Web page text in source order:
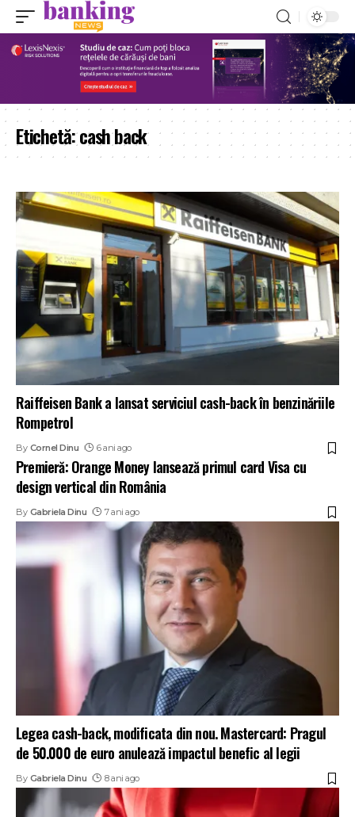
Etichetă:cash back
Raiffeisen Bank a lansat serviciul cash-back în benzinăriile
Rompetrol
By Cornel Dinu 6 ani ago
Premieră: Orange Money lansează primul card Visa cu
design vertical din România
By Gabriela Dinu 7 ani ago
Legea cash-back, modificata din nou. Mastercard: Pragul
de 50.000 de euro anulează impactul benefic al legii
By Gabriela Dinu 8 ani ago